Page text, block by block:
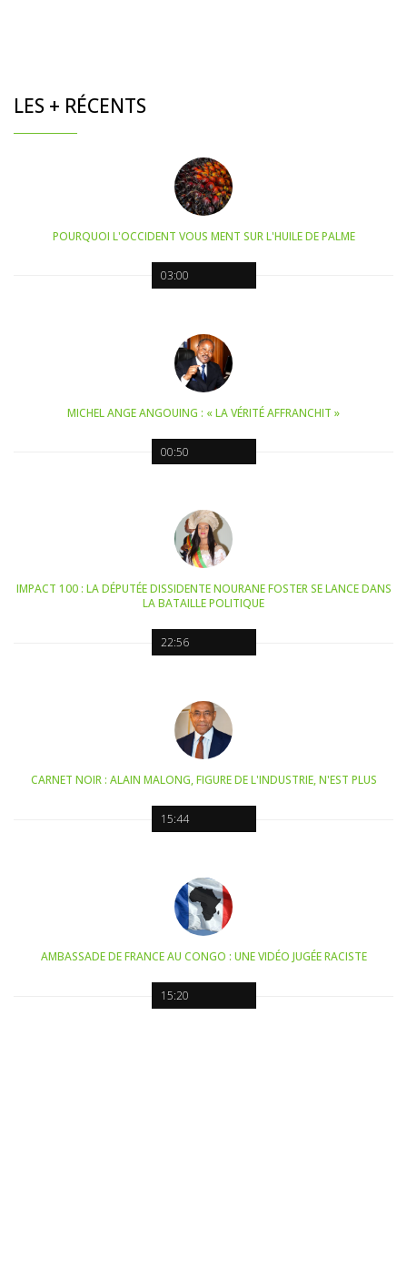
LES + RÉCENTS
03:00
POURQUOI L'OCCIDENT VOUS MENT SUR L'HUILE DE PALME
00:50
MICHEL ANGE ANGOUING : « LA VÉRITÉ AFFRANCHIT »
22:56
IMPACT 100 : LA DÉPUTÉE DISSIDENTE NOURANE FOSTER SE LANCE DANS
LA BATAILLE POLITIQUE
15:44
CARNET NOIR : ALAIN MALONG, FIGURE DE L'INDUSTRIE, N'EST PLUS
15:20
AMBASSADE DE FRANCE AU CONGO : UNE VIDÉO JUGÉE RACISTE